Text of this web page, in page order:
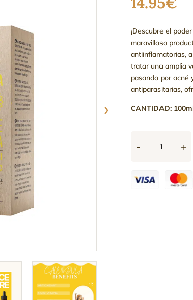
›
¡Descubre el
maravilloso
antiinflamatorias,
tratar una amplia
pasando por acné
antiparasitarias,
CANTIDAD:
-
Caléndula
cantidad
+